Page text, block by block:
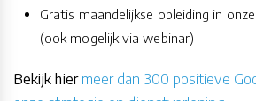
Gratis maandelijkse opleiding in
(ook mogelijk via webinar)
Bekijk hier meer dan 300 positieve